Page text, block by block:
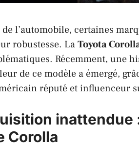
l’automobile, certaines
robustesse. LaToyota
Récemment, une
de ce modèle a émergé,
réputé et influenceur
inattendue
Corolla